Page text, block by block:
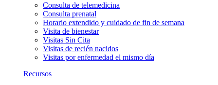
Consulta de telemedicina
Consulta prenatal
Horario extendido y cuidado de fin de semana
Visita de bienestar
Visitas Sin Cita
Visitas de recién nacidos
Visitas por enfermedad el mismo día
Recursos